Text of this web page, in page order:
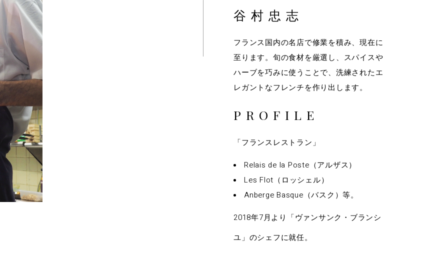
谷村忠志
フランス国内の名店で修業を積み、現在に
至ります。旬の食材を厳選し、スパイスや
ハーブを巧みに使うことで、洗練されたエ
レガントなフレンチを作り出します。
PROFILE
「フランスレストラン」
Relais de la Poste（アルザス）
Les Flot（ロッシェル）
Anberge Basque（バスク）等。
2018年7月より「ヴァンサンク・ブランシ
ユ」のシェフに就任。